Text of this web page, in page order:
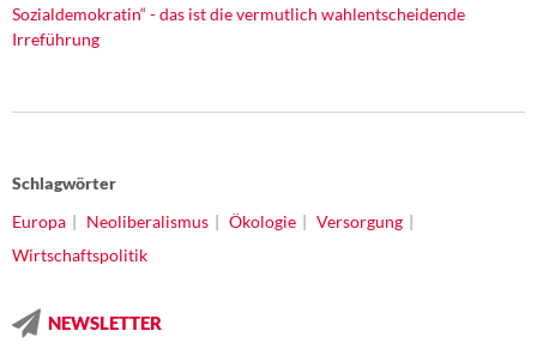
Sozialdemokratin“ - das ist die vermutlich wahlentscheidende
Irreführung
Schlagwörter
Europa
Neoliberalismus Ökologie
Versorgung
Wirtschaftspolitik
NEWSLETTER